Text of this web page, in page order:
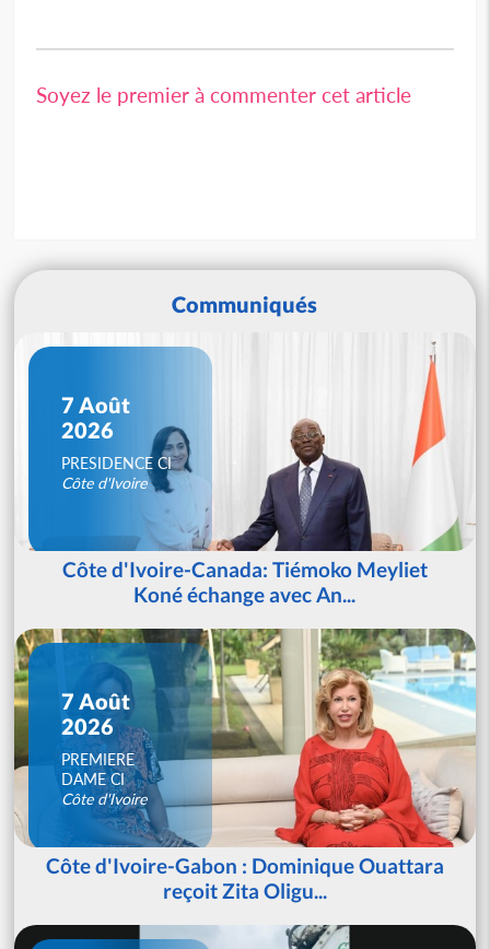
Soyez le premier à commenter cet article
Communiqués
7 Août
2026
PRESIDENCE CI
Côte d'Ivoire
Côte d'Ivoire-Canada: Tiémoko Meyliet
Koné échange avec An...
7 Août
2026
PREMIERE
DAME CI
Côte d'Ivoire
Côte d'Ivoire-Gabon : Dominique Ouattara
reçoit Zita Oligu...